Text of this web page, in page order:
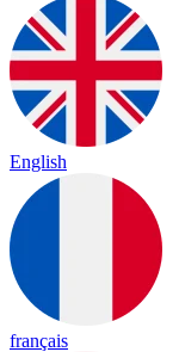
English
français